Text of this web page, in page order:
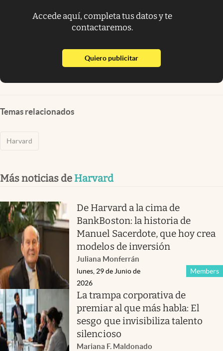
Accede aquí, completa tus datos y te
contactaremos.
Quiero publicitarabre en nueva pestaña
Temas relacionados
Harvard
Más noticias de Harvard
De Harvard a la cima de
BankBoston: la historia de
Manuel Sacerdote, que hoy crea
modelos de inversión
Juliana Monferrán
Members
lunes, 29 de Junio de
2026
La trampa corporativa de
premiar al que más habla: El
sesgo que invisibiliza talento
silencioso
Mariana F. Maldonado